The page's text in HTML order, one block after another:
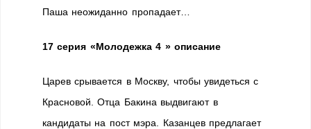
Паша неожиданно пропадает…
17 серия «Молодежка 4 » описание
Царев срывается в Москву, чтобы увидеться с
Красновой. Отца Бакина выдвигают в
кандидаты на пост мэра. Казанцев предлагает